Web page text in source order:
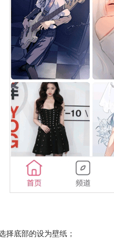
择底部的设为壁纸；